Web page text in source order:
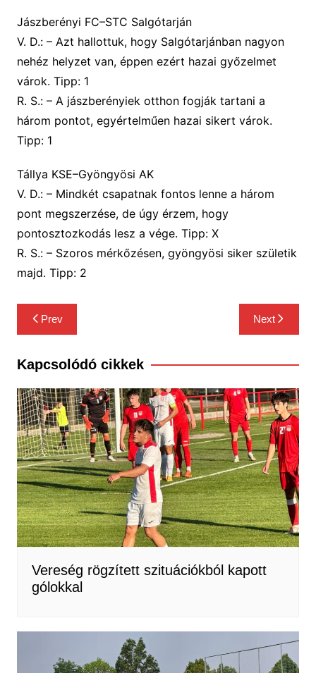
Jászberényi FC–STC Salgótarján
V. D.:– Azt hallottuk, hogy Salgótarjánban nagyon
nehéz helyzet van, éppen ezért hazai győzelmet
várok. Tipp: 1
R. S.:– A jászberényiek otthon fogják tartani a
három pontot, egyértelműen hazai sikert várok.
Tipp: 1
Tállya KSE–Gyöngyösi AK
V. D.:– Mindkét csapatnak fontos lenne a három
pont megszerzése, de úgy érzem, hogy
pontosztozkodás lesz a vége. Tipp: X
R. S.:– Szoros mérkőzésen, gyöngyösi siker születik
majd. Tipp: 2
Bejegyzés
navigáció
Prev Next
Kapcsolódó cikkek
Vereség rögzített szituációkból kapott
gólokkal